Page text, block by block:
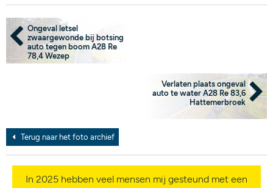
Ongeval letsel
zwaargewonde bij botsing
auto tegen boom A28 Re
78,4 Wezep
Verlaten plaats ongeval
auto te water A28 Re 83,6
Hattemerbroek
Terug naar het foto archief
In 2025 hebben veel mensen mij gesteund met een